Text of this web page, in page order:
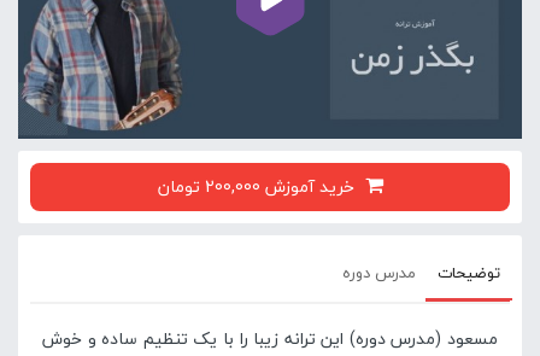
خرید آموزش 200,000 تومان
توضیحات مدرس دوره
مسعود (مدرس دوره) این ترانه زیبا را با یک تنظیم ساده و خوش